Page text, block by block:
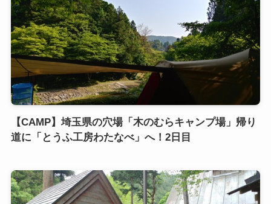
【CAMP】埼玉県の穴場「木のむらキャンプ場」帰り
道に「とうふ工房わたなべ」へ！2日目